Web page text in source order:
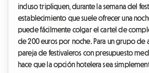
incluso tripliquen, durante la semana del
establecimiento que suele ofrecer una
puede fácilmente colgar el cartel de
de 200 euros por noche. Para un grupo de
pareja de festivaleros con presupuesto
hace que la opción hotelera sea